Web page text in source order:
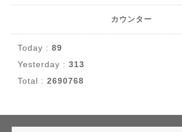
カウンター
Today : 89
Yesterday : 313
Total : 2690768